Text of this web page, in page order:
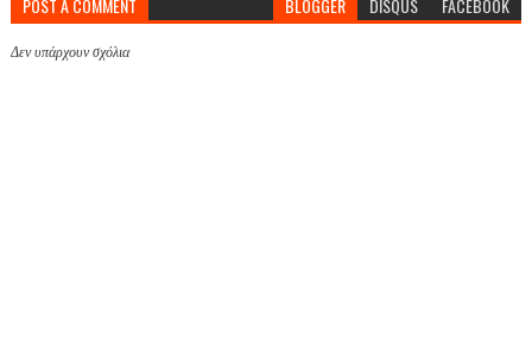
POST A COMMENT BLOGGER DISQUS FACEBOOK
Δεν υπάρχουν σχόλια